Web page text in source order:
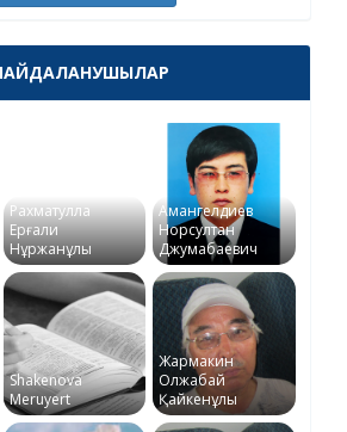
Рахматулла
Ерғали
Нұржанұлы
Амангелдиев
Норсултан
Джумабаевич
Shakenova
Meruyert
Жармакин
Олжабай
Қайкенұлы